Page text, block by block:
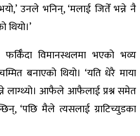
उनले भनिन्, ‘मलाई जितेँ भन्ने नै
थियो।’
विमानस्थलमा भएको भव्य
बनाएको थियो। ‘यति धेरै माया
लाग्थ्यो। आफैले आफैलाई प्रश्न समेत
‘पछि मैले त्यसलाई ग्राटिच्युडका